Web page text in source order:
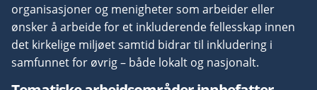
organisasjoner og menigheter som arbeider eller
ønsker å arbeide for et inkluderende fellesskap innen
det kirkelige miljøet samtid bidrar til inkludering i
samfunnet for øvrig – både lokalt og nasjonalt.